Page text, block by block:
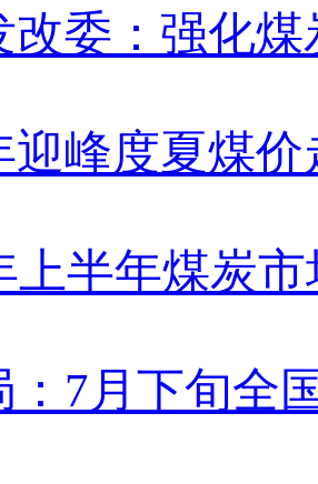
改委：强化
迎峰度夏煤价
上半年煤炭
：7月下旬全